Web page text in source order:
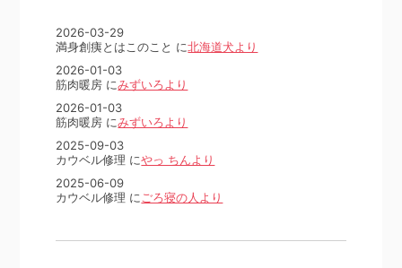
2026-03-29
満身創痍とはこのこと に北海道犬より
2026-01-03
筋肉暖房 にみずいろより
2026-01-03
筋肉暖房 にみずいろより
2025-09-03
カウベル修理 にやっ ちんより
2025-06-09
カウベル修理 に ごろ寝の人より